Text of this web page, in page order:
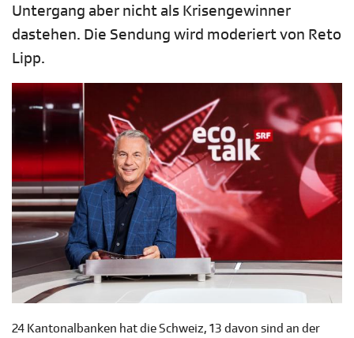
Untergang aber nicht als Krisengewinner
dastehen. Die Sendung wird moderiert von Reto
Lipp.
24 Kantonalbanken hat die Schweiz, 13 davon sind an der